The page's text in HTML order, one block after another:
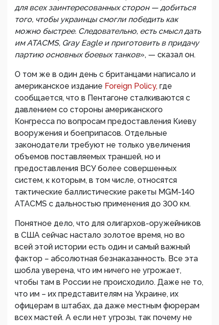
для всех заинтересованных сторон — добиться
того, чтобы украинцы смогли победить как
можно быстрее. Следовательно, есть смысл дать
им ATACMS, Gray Eagle и приготовить в придачу
партию основных боевых танков», — сказал он.
О том же в один день с британцами написало и
американское издание Foreign Policy, где
сообщается, что в Пентагоне сталкиваются с
давлением со стороны американского
Конгресса по вопросам предоставления Киеву
вооружения и боеприпасов. Отдельные
законодатели требуют не только увеличения
объемов поставляемых траншей, но и
предоставления ВСУ более совершенных
систем, к которым, в том числе, относятся
тактические баллистические ракеты MGM-140
ATACMS с дальностью применения до 300 км.
Понятное дело, что для олигархов-оружейников
в США сейчас настало золотое время, но во
всей этой истории есть один и самый важный
фактор – абсолютная безнаказанность. Все эта
шобла уверена, что им ничего не угрожает,
чтобы там в России не происходило. Даже не то,
что им – их представителям на Украине, их
офицерам в штабах, да даже местным фюрерам
всех мастей. А если нет угрозы, так почему не